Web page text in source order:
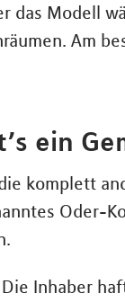
das Modell
Am
ein
komplett
Oder-
Inhaber